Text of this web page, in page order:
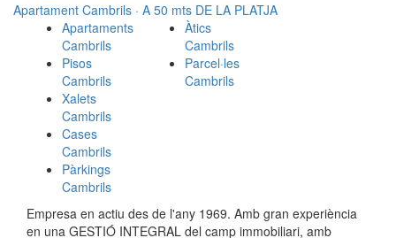
Apartament Cambrils · A 50 mts DE LA PLATJA
Apartaments
Cambrils
Pisos
Cambrils
Xalets
Cambrils
Cases
Cambrils
Pàrkings
Cambrils
Àtics
Cambrils
Parcel·les
Cambrils
Empresa en actiu des de l'any 1969. Amb gran experiència
en una GESTIÓ INTEGRAL del camp immobiliari, amb